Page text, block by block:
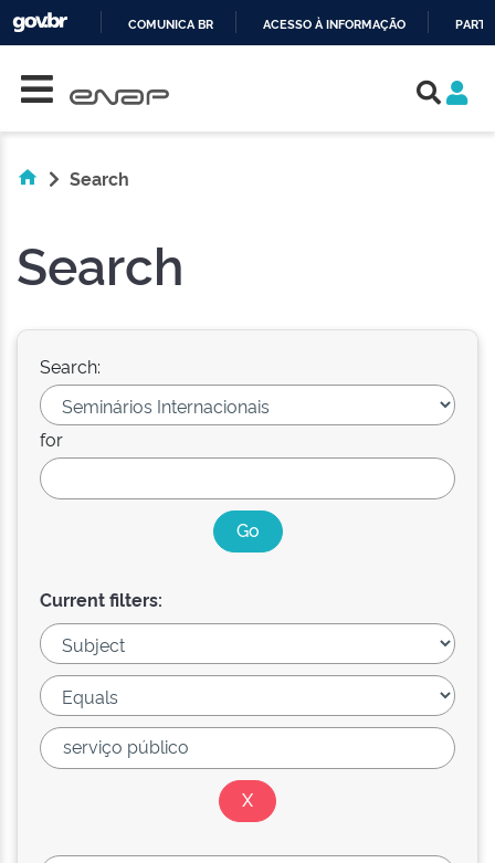
COMUNICA BR ACESSO À INFORMAÇÃO
Search
Search
Search:
for
Current filters: